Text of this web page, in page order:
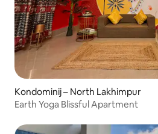
Kondominij – North Lakhimpur
Earth Yoga Blissful Apartment